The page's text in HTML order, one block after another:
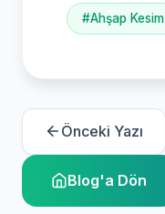
#Ahşap Kesim
Önceki Yazı
Blog'a Dön